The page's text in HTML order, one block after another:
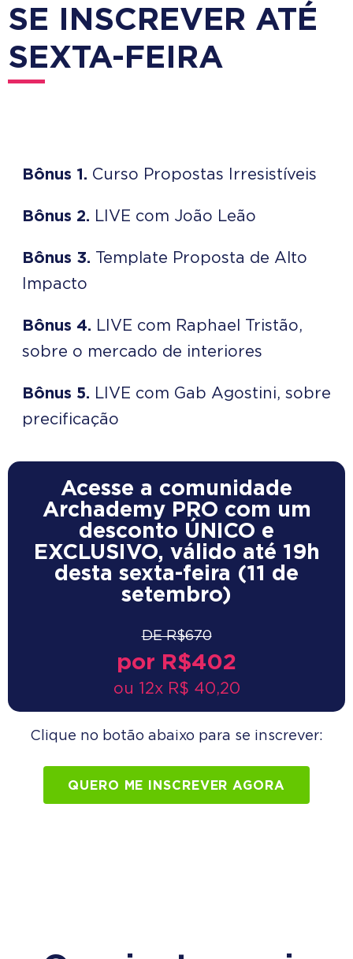
SE INSCREVER ATÉ
SEXTA-FEIRA
Bônus 1. Curso Propostas Irresistíveis
Bônus 2. LIVE com João Leão
Bônus 3. Template Proposta de Alto
Impacto
Bônus 4.
LIVE com Raphael Tristão,
sobre o mercado de interiores
Bônus 5.
LIVE com Gab Agostini, sobre
precificação
Acesse a comunidade
Archademy PRO com um
desconto ÚNICO e
EXCLUSIVO, válido até 19h
desta sexta-feira (11 de
setembro)
DE R$670
por R$402
ou 12x R$ 40,20
Clique no botão abaixo para se inscrever:
QUERO ME INSCREVER AGORA